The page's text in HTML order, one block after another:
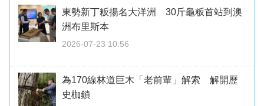
東勢新丁粄揚名大洋洲 30斤龜粄首站到澳
洲布里斯本
2026-07-23 10:56
為170線林道巨木「老前輩」解索 解開歷
史枷鎖